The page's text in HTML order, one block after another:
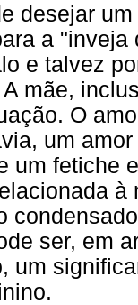
desejar
a
e talvez
mãe,
O
um
um fetiche
ser, em
um